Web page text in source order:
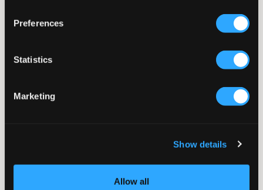
Preferences
Statistics
Marketing
Show details
Allow all
passformen ska sitta så bra och bekvämt som möjligt. Vill man
Jeans
Normal midja